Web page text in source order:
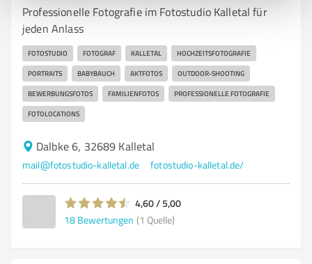
Professionelle Fotografie im Fotostudio Kalletal für
jeden Anlass
FOTOSTUDIO FOTOGRAF KALLETAL HOCHZEITSFOTOGRAFIE
PORTRAITS BABYBAUCH AKTFOTOS OUTDOOR-SHOOTING
BEWERBUNGSFOTOS FAMILIENFOTOS PROFESSIONELLE FOTOGRAFIE
FOTOLOCATIONS
Dalbke 6, 32689 Kalletal
mail@fotostudio-kalletal.de fotostudio-kalletal.de/
4,60 / 5,00
18 Bewertungen (1 Quelle)